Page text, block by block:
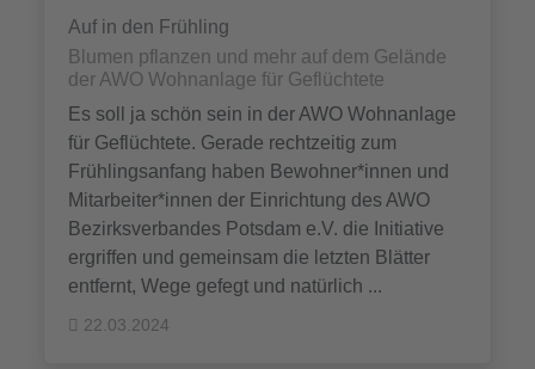
Auf in den Frühling
Blumen pflanzen und mehr auf dem Gelände
der AWO Wohnanlage für Geflüchtete
Es soll ja schön sein in der AWO Wohnanlage
für Geflüchtete. Gerade rechtzeitig zum
Frühlingsanfang haben Bewohner*innen und
Mitarbeiter*innen der Einrichtung des AWO
Bezirksverbandes Potsdam e.V. die Initiative
ergriffen und gemeinsam die letzten Blätter
entfernt, Wege gefegt und natürlich ...
22.03.2024